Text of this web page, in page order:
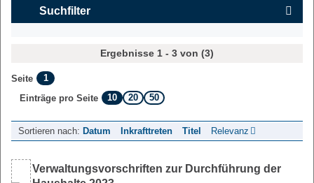
Suchfilter
Ergebnisse 1 - 3 von (3)
Seite
1
Einträge pro Seite
10 20 50
Sortieren nach: Datum Inkrafttreten Titel Relevanz
Verwaltungsvorschriften zur Durchführung der